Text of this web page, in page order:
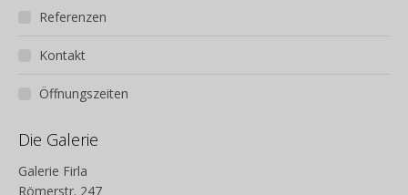
Referenzen
Kontakt
Öffnungszeiten
Die Galerie
Galerie Firla
Römerstr. 247